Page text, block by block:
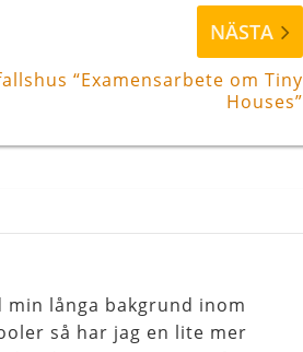
Nästa
inlägg
NÄSTA
“Examensarbete om Tiny
Houses”
långa bakgrund inom
så har jag en lite mer